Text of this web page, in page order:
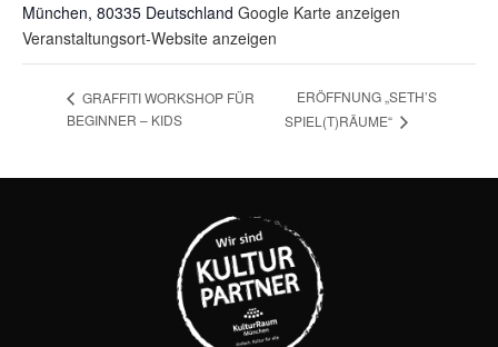
München, 80335 Deutschland Google Karte anzeigen
Veranstaltungsort-Website anzeigen
GRAFFITI WORKSHOP FÜR
BEGINNER – KIDS
ERÖFFNUNG „SETH’S
SPIEL(T)RÄUME“